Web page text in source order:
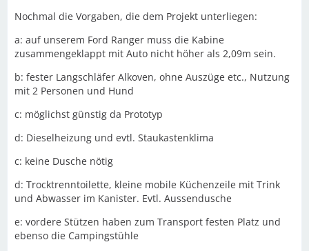
Nochmal die Vorgaben, die dem Projekt unterliegen:
a: auf unserem Ford Ranger muss die Kabine
zusammengeklappt mit Auto nicht höher als 2,09m sein.
b: fester Langschläfer Alkoven, ohne Auszüge etc., Nutzung
mit 2 Personen und Hund
c: möglichst günstig da Prototyp
d: Dieselheizung und evtl. Staukastenklima
c: keine Dusche nötig
d: Trocktrenntoilette, kleine mobile Küchenzeile mit Trink
und Abwasser im Kanister. Evtl. Aussendusche
e: vordere Stützen haben zum Transport festen Platz und
ebenso die Campingstühle